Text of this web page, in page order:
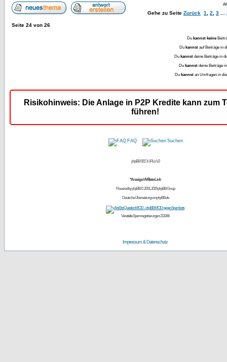
Gehe zu Seite Zurück 1 2 3
Seite 24 von 26
Du kannst keine
Du kannst auf Beiträge in
Du kannst deine Beiträge in
Du kannst deine Beiträge
Du kannst an Umfragen in
Risikohinweis: Die Anlage in P2P Kredite kann zum
führen!
FAQ Suchen
phpBB SEO URLs V2
*Anzeige / Affiliate Link
Powered byphpBB© 2001, 2005 phpBB Group
Deutsche Übersetzung vonphpBB.de
Vereitelte Spamregistrierungen: 213046
Impressum & Datenschutz